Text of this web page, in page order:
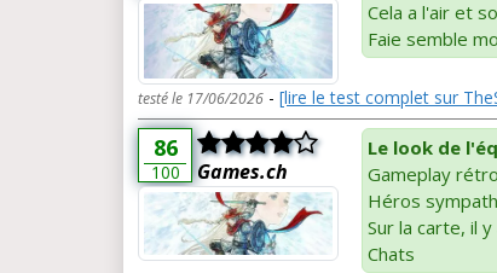
Cela a l'air et
Faie semble
testé le 17/06/2026 - [lire le test complet sur
86
100 Games.ch
Le look de
Gameplay
Héros
Sur la carte, il
Chats